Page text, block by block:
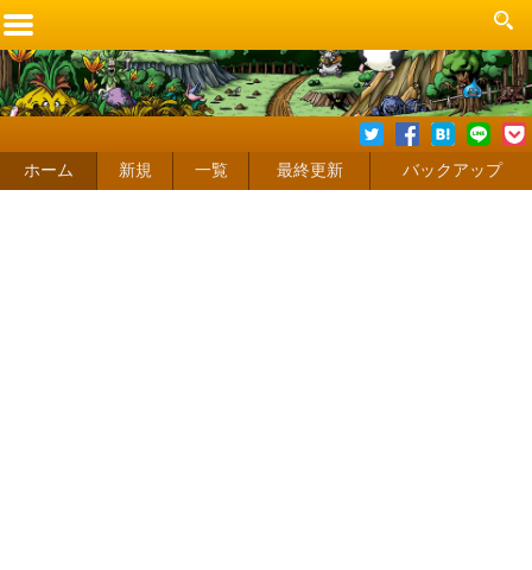
ホーム 新規 一覧 最終更新 バックアップ